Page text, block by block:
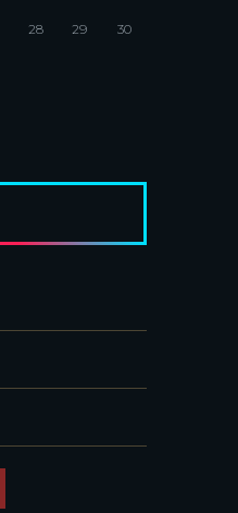
28 29 30